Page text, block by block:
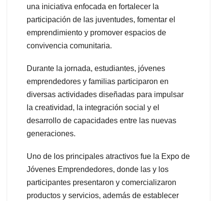
una iniciativa enfocada en fortalecer la
participación de las juventudes, fomentar el
emprendimiento y promover espacios de
convivencia comunitaria.
Durante la jornada, estudiantes, jóvenes
emprendedores y familias participaron en
diversas actividades diseñadas para impulsar
la creatividad, la integración social y el
desarrollo de capacidades entre las nuevas
generaciones.
Uno de los principales atractivos fue la Expo de
Jóvenes Emprendedores, donde las y los
participantes presentaron y comercializaron
productos y servicios, además de establecer